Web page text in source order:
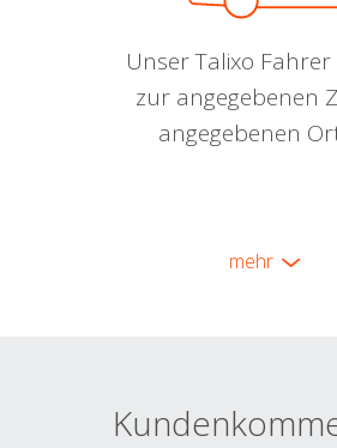
Unser Talixo Fahrer
zur angegebenen
angegebenen
mehr